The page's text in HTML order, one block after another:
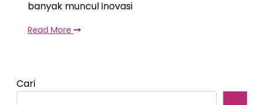
banyak muncul inovasi
Read More
Cari